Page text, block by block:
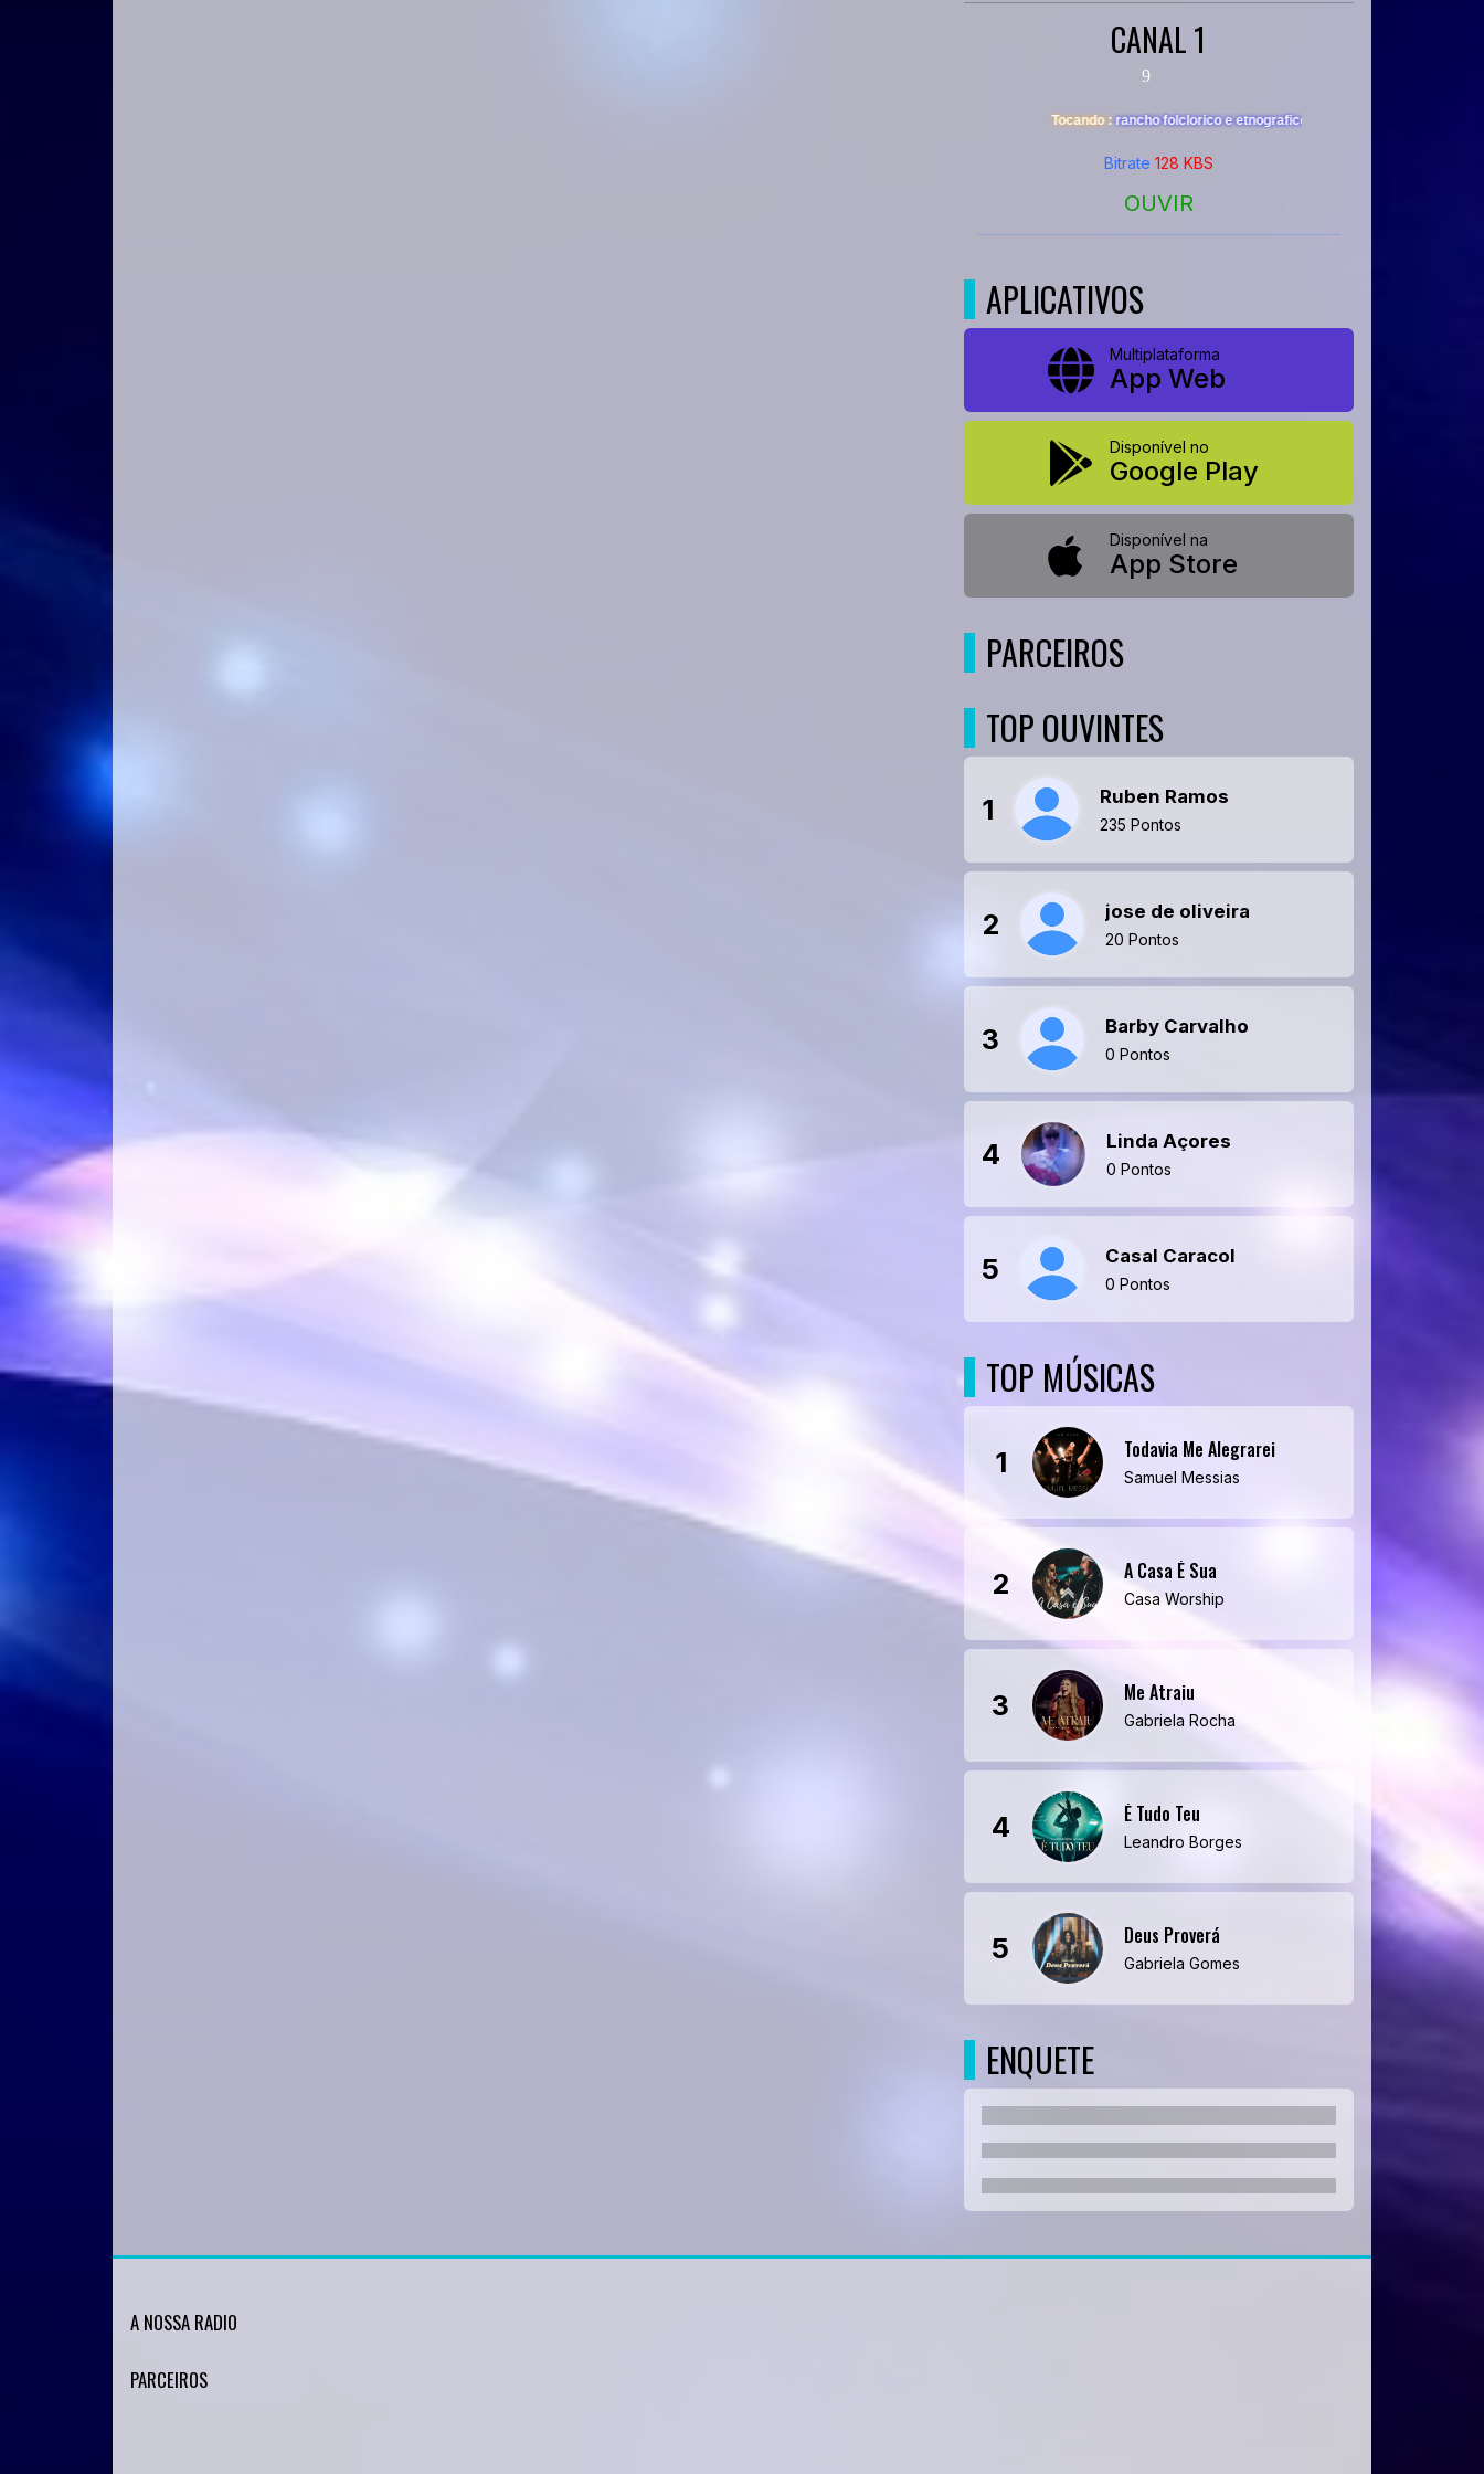
CANAL 1
Bitrate 128 KBS
OUVIR
APLICATIVOS
Multiplataforma
App Web
Disponível no
Google Play
Disponível na
App Store
PARCEIROS
TOP OUVINTES
1 Ruben Ramos
235 Pontos
2 jose de oliveira
20 Pontos
3 Barby Carvalho
0 Pontos
4 Linda Açores
0 Pontos
5 Casal Caracol
0 Pontos
TOP MÚSICAS
1 Todavia Me Alegrarei
Samuel Messias
2 A Casa É Sua
Casa Worship
3 Me Atraiu
Gabriela Rocha
4 É Tudo Teu
Leandro Borges
5 Deus Proverá
Gabriela Gomes
ENQUETE
A NOSSA RADIO
PARCEIROS